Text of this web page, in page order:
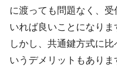
に渡っても問題なく、
いれば良いことになりま
しかし、共通鍵方式に
いうデメリットもあり